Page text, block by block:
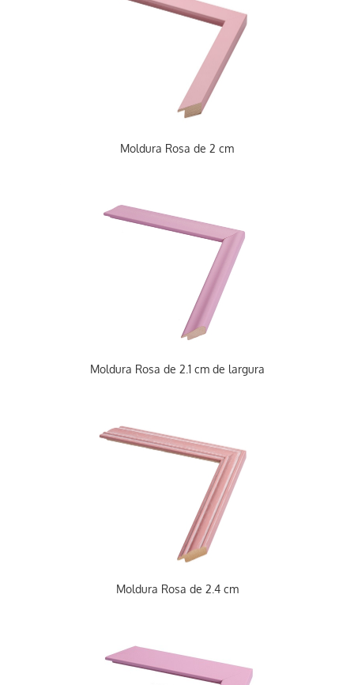
Moldura Rosa de 2 cm
Moldura Rosa de 2.1 cm de largura
Moldura Rosa de 2.4 cm